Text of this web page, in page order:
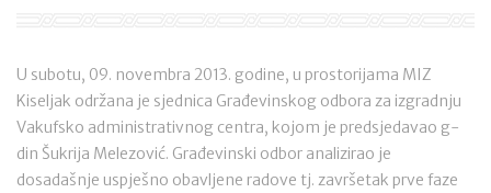
U subotu, 09. novembra 2013. godine, u prostorijama MIZ
Kiseljak održana je sjednica Građevinskog odbora za izgradnju
Vakufsko administrativnog centra, kojom je predsjedavao g-
din Šukrija Melezović. Građevinski odbor analizirao je
dosadašnje uspješno obavljene radove tj. završetak prve faze